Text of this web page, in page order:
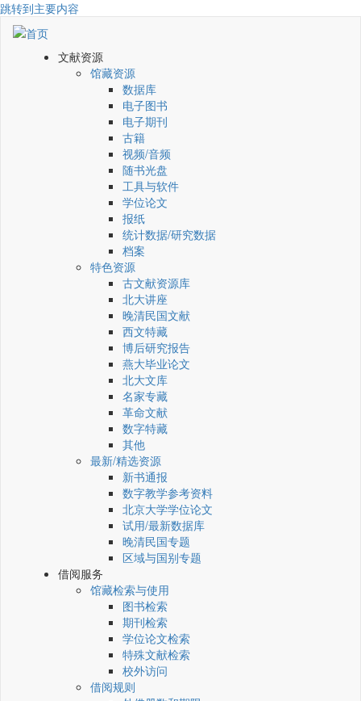
跳转到主要内容
文献资源
馆藏资源
数据库
电子图书
电子期刊
古籍
视频/音频
随书光盘
工具与软件
学位论文
报纸
统计数据/研究数据
档案
特色资源
古文献资源库
北大讲座
晚清民国文献
西文特藏
博后研究报告
燕大毕业论文
北大文库
名家专藏
革命文献
数字特藏
其他
最新/精选资源
新书通报
数字教学参考资料
北京大学学位论文
试用/最新数据库
晚清民国专题
区域与国别专题
借阅服务
馆藏检索与使用
图书检索
期刊检索
学位论文检索
特殊文献检索
校外访问
借阅规则